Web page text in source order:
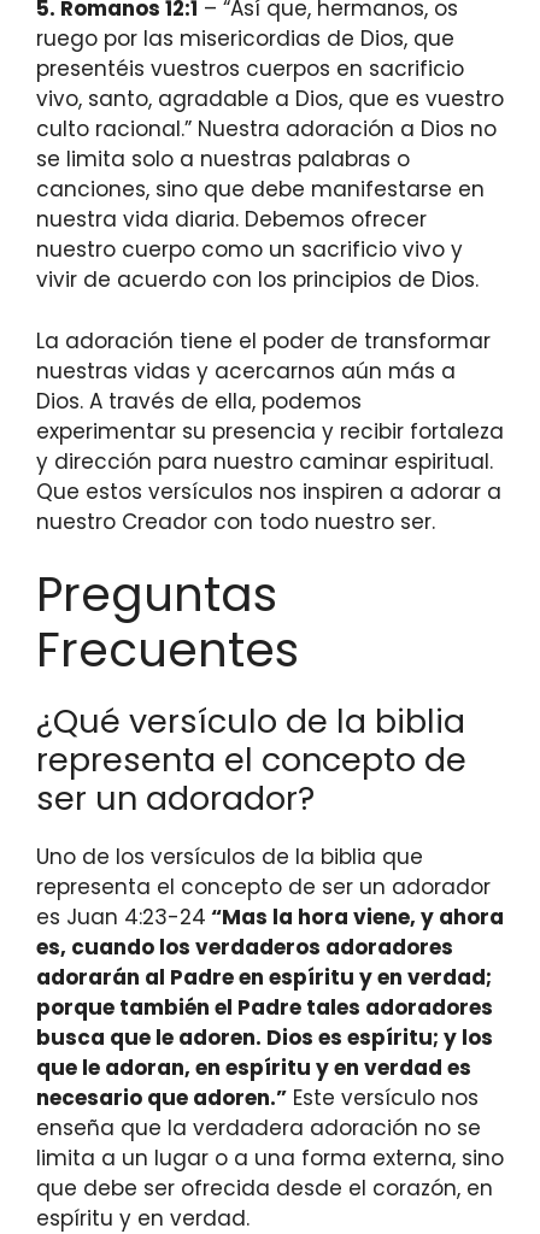
5. Romanos 12:1 – “Así que, hermanos, os
ruego por las misericordias de Dios, que
presentéis vuestros cuerpos en sacrificio
vivo, santo, agradable a Dios, que es vuestro
culto racional.” Nuestra adoración a Dios no
se limita solo a nuestras palabras o
canciones, sino que debe manifestarse en
nuestra vida diaria. Debemos ofrecer
nuestro cuerpo como un sacrificio vivo y
vivir de acuerdo con los principios de Dios.
La adoración tiene el poder de transformar
nuestras vidas y acercarnos aún más a
Dios. A través de ella, podemos
experimentar su presencia y recibir fortaleza
y dirección para nuestro caminar espiritual.
Que estos versículos nos inspiren a adorar a
nuestro Creador con todo nuestro ser.
Preguntas
Frecuentes
¿Qué versículo de la biblia
representa el concepto de
ser un adorador?
Uno de los versículos de la biblia que
representa el concepto de ser un adorador
es Juan 4:23-24 “Mas la hora viene, y ahora
es, cuando los verdaderos adoradores
adorarán al Padre en espíritu y en verdad;
porque también el Padre tales adoradores
busca que le adoren. Dios es espíritu; y los
que le adoran, en espíritu y en verdad es
necesario que adoren.” Este versículo nos
enseña que la verdadera adoración no se
limita a un lugar o a una forma externa, sino
que debe ser ofrecida desde el corazón, en
espíritu y en verdad.